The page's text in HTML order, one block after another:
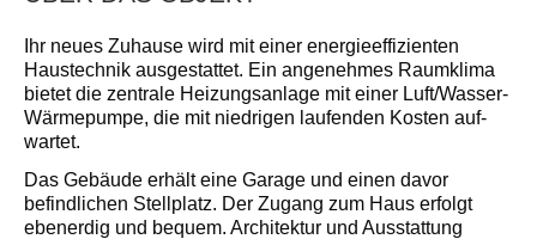
Ihr neues Zuhause wird mit einer energieeffizienten
Haus­technik ausgestattet. Ein angenehmes Raumklima
bietet die zentrale Heizungsanlage mit einer Luft/Wasser­-
Wärmepumpe, die mit niedrigen laufenden Kosten auf­
wartet.
Das Gebäude erhält eine Garage und einen davor
befindlichen Stell­platz. Der Zugang zum Haus erfolgt
ebenerdig und bequem. Architektur und Ausstattung